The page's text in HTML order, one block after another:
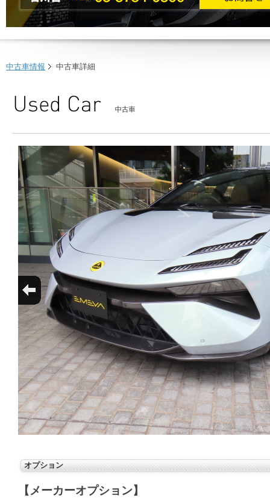
中古車情報 中古車詳細
オプション
【メーカーオプション】